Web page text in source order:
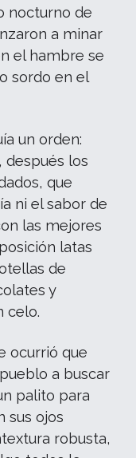
nocturno de
a minar
el hambre se
sordo en el
un orden:
después los
que
ni el sabor de
las mejores
latas
de
y
celo.
ocurrió que
a buscar
palito para
sus ojos
robusta,